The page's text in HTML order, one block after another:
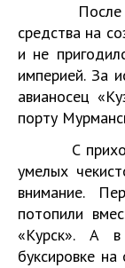
После
средства на
и не
империей. За
авианосец
порту
С
умелых
внимание.
потопили
«Курск». А
буксировке